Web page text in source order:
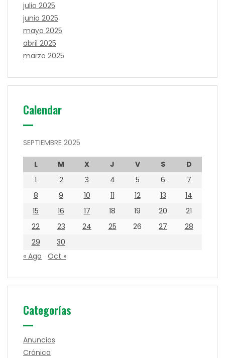
julio 2025
junio 2025
mayo 2025
abril 2025
marzo 2025
Calendar
SEPTIEMBRE 2025
L M X J V S
D
1
2 3 4 5 6
7
8
9 10 11 12 13
14
15
16 17 18 19 20
21
22
23 24 25 26 27
28
29
30
« Ago
Oct »
Categorías
Anuncios
Crónica